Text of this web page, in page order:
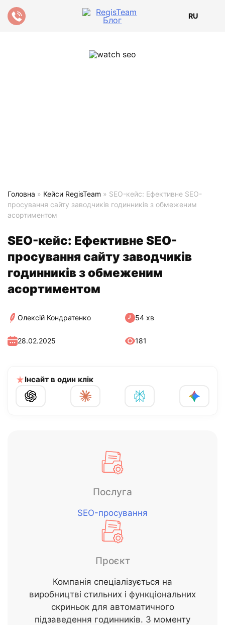
RU
Головна » Кейси RegisTeam » SEO-кейс: Ефективне SEO-
просування сайту заводчиків годинників з обмеженим
асортиментом
SEO-кейс: Ефективне SEO-
просування сайту заводчиків
годинників з обмеженим
асортиментом
Олексій Кондратенко 54 хв
181
28.02.2025
Інсайт в один клік
Послуга
SEO-просування
Проєкт
Компанія спеціалізується на
виробництві стильних і функціональних
скриньок для автоматичного
підзаведення годинників. З моменту